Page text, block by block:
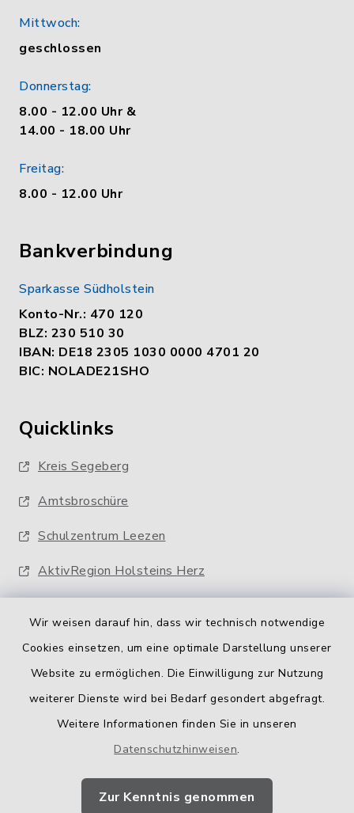
Wir weisen darauf hin, dass wir technisch notwendige
Cookies einsetzen, um eine optimale Darstellung unserer
Website zu ermöglichen. Die Einwilligung zur Nutzung
weiterer Dienste wird bei Bedarf gesondert abgefragt.
Weitere Informationen finden Sie in unseren
Datenschutzhinweisen.
Zur Kenntnis genommen
Mittwoch:
geschlossen
Donnerstag:
8.00 - 12.00 Uhr &
14.00 - 18.00 Uhr
Freitag:
8.00 - 12.00 Uhr
Bankverbindung
Sparkasse Südholstein
Konto-Nr.: 470 120
BLZ: 230 510 30
IBAN: DE18 2305 1030 0000 4701 20
BIC: NOLADE21SHO
Quicklinks
Kreis Segeberg
Amtsbroschüre
Schulzentrum Leezen
AktivRegion Holsteins Herz
Barrierefreiheit